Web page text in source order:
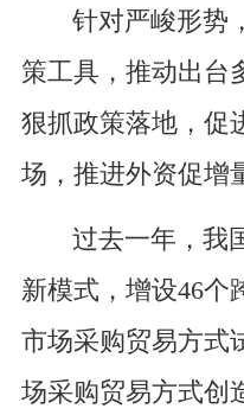
针对严峻形势
策工具，推动出台
狠抓政策落地，促
场，推进外资促增
过去一年，我
新模式，增设46个
市场采购贸易方式
场采购贸易方式创